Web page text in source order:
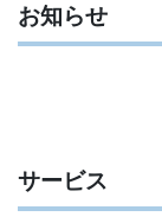
お知らせ
サービス